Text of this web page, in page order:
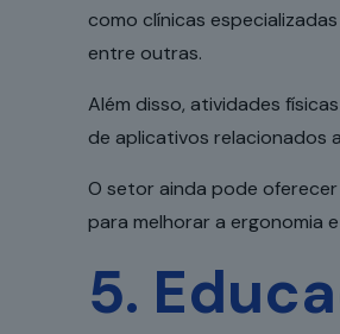
como clínicas
entre outras.
Além disso, atividades
de aplicativos relacionados
O setor ainda pode
para melhorar a ergonomia
5.